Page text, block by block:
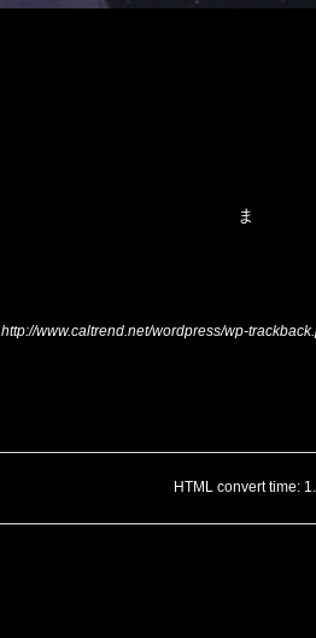
ま
http://www.caltrend.net/wordpress/wp-
HTML convert time: